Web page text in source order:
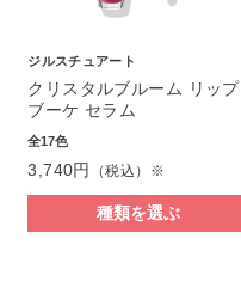
ジルスチュアート
クリスタルブルーム リップ
ブーケ セラム
全17色
3,740円 （税込）※
種類を選ぶ